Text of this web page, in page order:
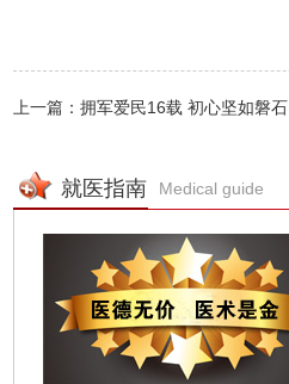
上一篇：拥军爱民16载 初心坚如磐石
就医指南 Medical guide